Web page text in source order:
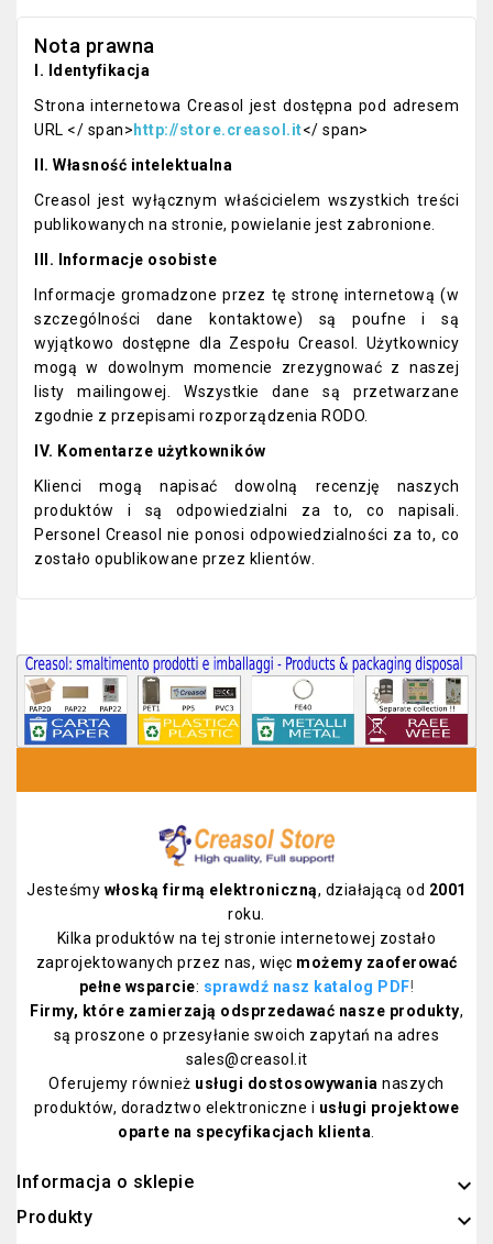
Nota prawna
I. Identyfikacja
Strona internetowa Creasol jest dostępna pod adresem
URL </ span> http://store.creasol.it</ span>
II. Własność intelektualna
Creasol jest wyłącznym właścicielem wszystkich treści
publikowanych na stronie, powielanie jest zabronione.
III. Informacje osobiste
Informacje gromadzone przez tę stronę internetową (w
szczególności dane kontaktowe) są poufne i są
wyjątkowo dostępne dla Zespołu Creasol. Użytkownicy
mogą w dowolnym momencie zrezygnować z naszej
listy mailingowej. Wszystkie dane są przetwarzane
zgodnie z przepisami rozporządzenia RODO.
IV. Komentarze użytkowników
Klienci mogą napisać dowolną recenzję naszych
produktów i są odpowiedzialni za to, co napisali.
Personel Creasol nie ponosi odpowiedzialności za to, co
zostało opublikowane przez klientów.
Jesteśmy włoską firmą elektroniczną, działającą od 2001
roku.
Kilka produktów na tej stronie internetowej zostało
zaprojektowanych przez nas, więc możemy zaoferować
pełne wsparcie: sprawdź nasz katalog PDF!
Firmy, które zamierzają odsprzedawać nasze produkty,
są proszone o przesyłanie swoich zapytań na adres
sales@creasol.it
Oferujemy również usługi dostosowywania naszych
produktów, doradztwo elektroniczne i usługi projektowe
oparte na specyfikacjach klienta
Informacja o sklepie keyboard_arrow_down
Produkty 